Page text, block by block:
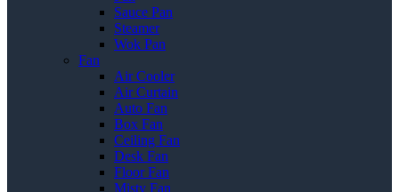
Sauce Pan
Steamer
Wok Pan
Fan
Air Cooler
Air Curtain
Auto Fan
Box Fan
Ceiling Fan
Desk Fan
Floor Fan
Misty Fan